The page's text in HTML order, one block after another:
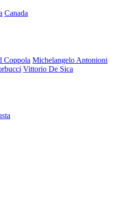
Canada
Coppola Michelangelo Antonioni
Vittorio De Sica